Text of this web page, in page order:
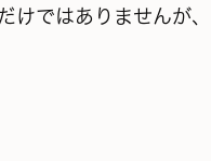
けではありませんが、